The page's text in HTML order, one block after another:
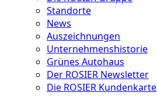
Standorte
News
Auszeichnungen
Unternehmenshistorie
Grünes Autohaus
Der ROSIER Newsletter
Die ROSIER Kundenkarte